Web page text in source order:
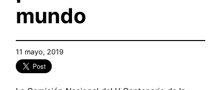
mundo
11 mayo, 2019